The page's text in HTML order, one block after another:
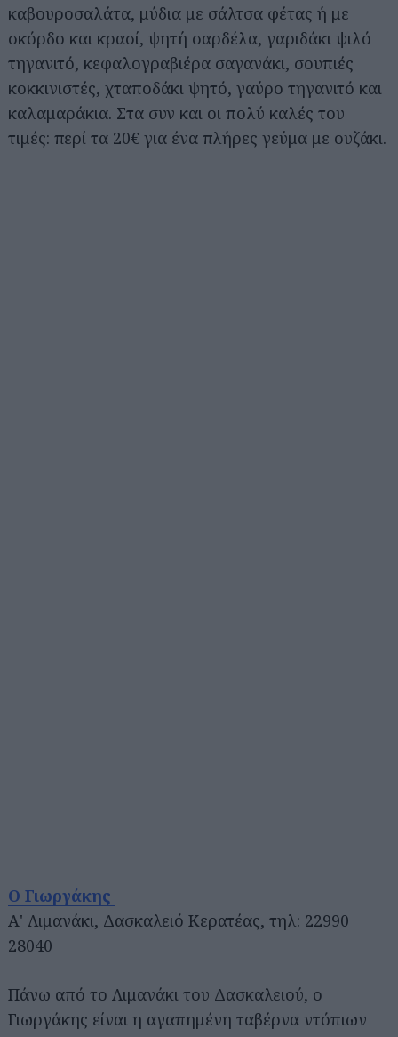
καβουροσαλάτα, μύδια με σάλτσα φέτας ή με
σκόρδο και κρασί, ψητή σαρδέλα, γαριδάκι ψιλό
τηγανιτό, κεφαλογραβιέρα σαγανάκι, σουπιές
κοκκινιστές, χταποδάκι ψητό, γαύρο τηγανιτό και
καλαμαράκια. Στα συν και οι πολύ καλές του
τιμές: περί τα 20€ για ένα πλήρες γεύμα με ουζάκι.
Ο Γιωργάκης
Α' Λιμανάκι, Δασκαλειό Κερατέας, τηλ: 22990
28040
Πάνω από το Λιμανάκι του Δασκαλειού, ο
Γιωργάκης είναι η αγαπημένη ταβέρνα ντόπιων